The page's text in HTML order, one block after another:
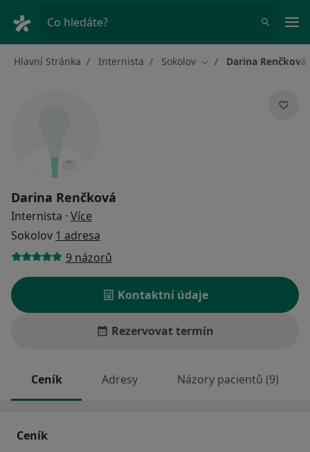
Co hledáte?
Hlavní Stránka Internista Sokolov Změna města
Darina Renčková
Darina Renčková
Internista · Více
Sokolov 1 adresa
9 názorů
Kontaktní údaje
Rezervovat termín
Ceník Adresy Názory pacientů (9)
Ceník